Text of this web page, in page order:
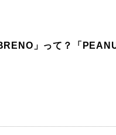
」って？「